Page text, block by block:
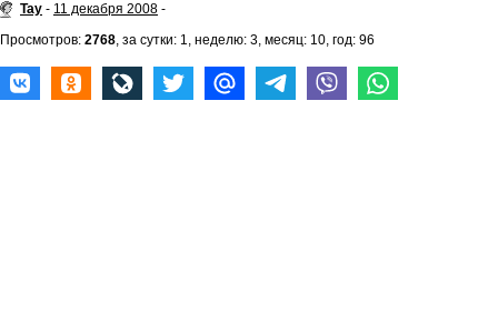
Tay - 11 декабря 2008 -
Просмотров: 2768, за сутки: 1, неделю: 3, месяц: 10, год: 96